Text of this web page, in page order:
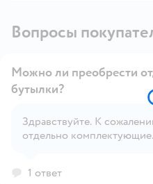
Вопросы
Можно ли преобрести
бутылки?
Здравствуйте. К
отдельно комплектующие.
1 ответ